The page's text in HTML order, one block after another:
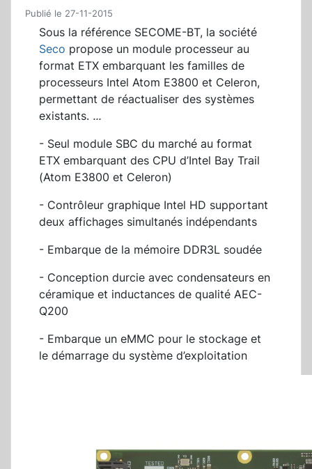
Publié le 27-11-2015
Sous la référence SECOME-BT, la société
Seco propose un module processeur au
format ETX embarquant les familles de
processeurs Intel Atom E3800 et Celeron,
permettant de réactualiser des systèmes
existants. ...
- Seul module SBC du marché au format
ETX embarquant des CPU d’Intel Bay Trail
(Atom E3800 et Celeron)
- Contrôleur graphique Intel HD supportant
deux affichages simultanés indépendants
- Embarque de la mémoire DDR3L soudée
- Conception durcie avec condensateurs en
céramique et inductances de qualité AEC-
Q200
- Embarque un eMMC pour le stockage et
le démarrage du système d’exploitation